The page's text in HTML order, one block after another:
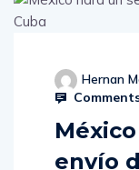
Hernan
envío